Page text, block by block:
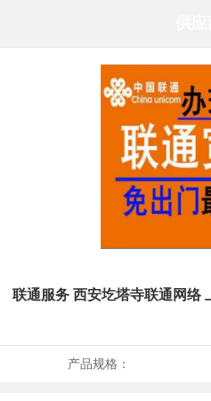
联通服务 西安圪塔寺联通网络
产品规格：